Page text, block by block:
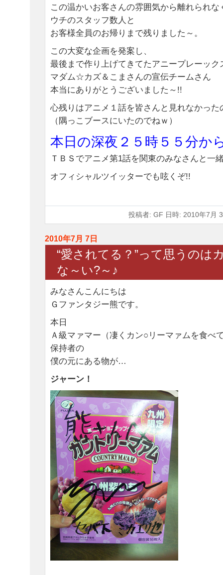
この温かいお客さんの雰囲気から離れられな
ウチのスタッフ数人と
お客様全員のお帰りまで残りました～。
この大変な企画を発案し、
最後まで作り上げてきてたアニープレーック
マダム☆カズ＆こまさんの宣伝チームさん
本当にありがとうございました～!!
心残りはアニメ１話を皆さんと見れなかった
（隅っこブースにいたのでねｗ）
本日の深夜２５時５５分か
ＴＢＳでアニメ第1話を関東のみなさんと一
オフィシャルツイッターでも呟くぞ!!
投稿者: GF 日時: 2010年7月
2010年7月 7日
“愛されてる？”って思うのは
な～い?～♪
みなさんこんにちは
Ｇファンタジー熊です。
本日
Ａ級マァマー（凄くカン○リーマァムを食べ
保持者の
僕の元にある物が…
ジャーン！